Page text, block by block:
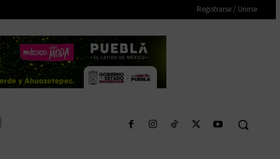
Registrarse / Unirse